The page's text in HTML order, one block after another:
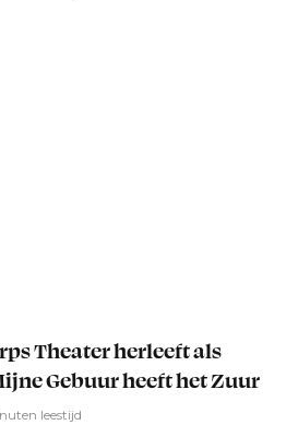
Theater herleeft als
Gebuur heeft het Zuur
leestijd